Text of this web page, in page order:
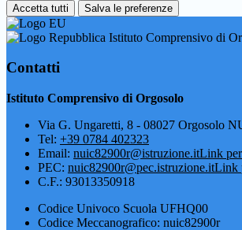
Accetta tutti Salva le preferenze
Istituto Comprensivo di
Contatti
Istituto Comprensivo di Orgosolo
Via G. Ungaretti, 8 - 08027 Orgosolo
Tel: +39 0784 402323
Email: nuic82900r@istruzione.itLink
PEC: nuic82900r@pec.istruzione.itLink
C.F.: 93013350918
Codice Univoco Scuola UFHQ00
Codice Meccanografico: nuic82900r